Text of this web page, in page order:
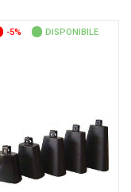
-5% DISPONIBILE